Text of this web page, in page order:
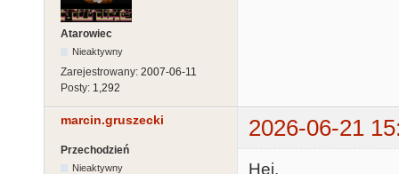
Atarowiec
Nieaktywny
Zarejestrowany: 2007-06-11
Posty: 1,292
marcin.gruszecki 2026-06-21
Przechodzień
Nieaktywny
Hej,